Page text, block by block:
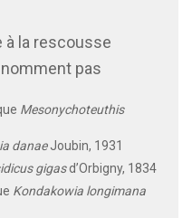
à la rescousse
pas
Mesonychoteuthis
danaeJoubin, 1931
gigasd’Orbigny, 1834
Kondakowia longimana